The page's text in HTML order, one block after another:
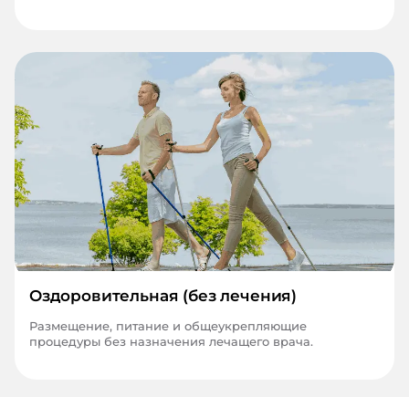
Оздоровительная (без лечения)
Размещение, питание и общеукрепляющие
процедуры без назначения лечащего врача.